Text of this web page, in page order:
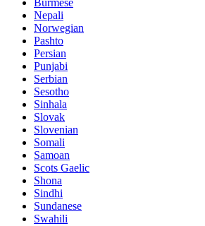
Burmese
Nepali
Norwegian
Pashto
Persian
Punjabi
Serbian
Sesotho
Sinhala
Slovak
Slovenian
Somali
Samoan
Scots Gaelic
Shona
Sindhi
Sundanese
Swahili